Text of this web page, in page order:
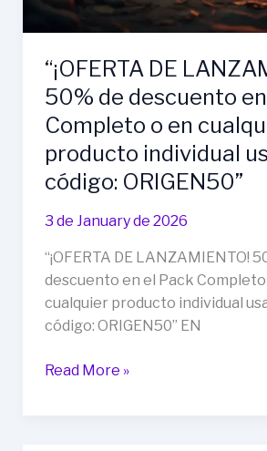
“¡OFERTA DE
50% de descuento
Completo o en
producto individual
código: ORIGEN50”
3 de January de 2026
“¡OFERTA DE LANZAMIENTO!
descuento en el Pack Completo
cualquier producto individual
código: ORIGEN50” EN
“¡OFERTA
Read More »